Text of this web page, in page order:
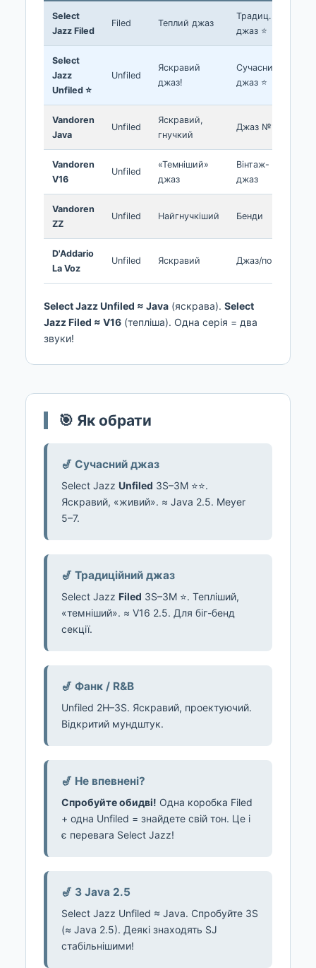
Select
Jazz Filed
Filed Теплий джаз
Традиц.
джаз ⭐
Select
Jazz
Unfiled ⭐
Unfiled
Яскравий
джаз!
Сучасний
джаз ⭐
Vandoren
Java
Unfiled
Яскравий,
гнучкий
Джаз №1
Vandoren
V16
Unfiled
«Темніший»
джаз
Вінтаж-
джаз
Vandoren
ZZ
Unfiled Найгнучкіший Бенди
D'Addario
La Voz
Unfiled Яскравий Джаз/поп
Select Jazz Unfiled ≈ Java (яскрава). Select
Jazz Filed ≈ V16 (тепліша). Одна серія = два
звуки!
🎯 Як обрати
🎷 Сучасний джаз
Select Jazz Unfiled 3S–3M ⭐⭐.
Яскравий, «живий». ≈ Java 2.5. Meyer
5–7.
🎷 Традиційний джаз
Select Jazz Filed 3S–3M ⭐. Тепліший,
«темніший». ≈ V16 2.5. Для біг-бенд
секції.
🎷 Фанк / R&B
Unfiled 2H–3S. Яскравий, проектуючий.
Відкритий мундштук.
🎷 Не впевнені?
Спробуйте обидві! Одна коробка Filed
+ одна Unfiled = знайдете свій тон. Це і
є перевага Select Jazz!
🎷 З Java 2.5
Select Jazz Unfiled ≈ Java. Спробуйте 3S
(≈ Java 2.5). Деякі знаходять SJ
стабільнішими!